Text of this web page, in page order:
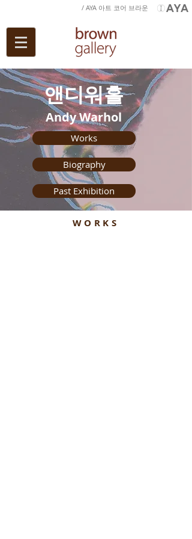
/ AYA 아트 코어 브라운
앤디워홀
Andy Warhol
Works
Biography
Past Exhibition
WORKS